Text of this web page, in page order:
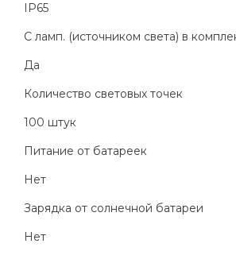
IP65
С ламп. (источником света) в
Да
Количество световых точек
100 штук
Питание от батареек
Нет
Зарядка от солнечной батареи
Нет